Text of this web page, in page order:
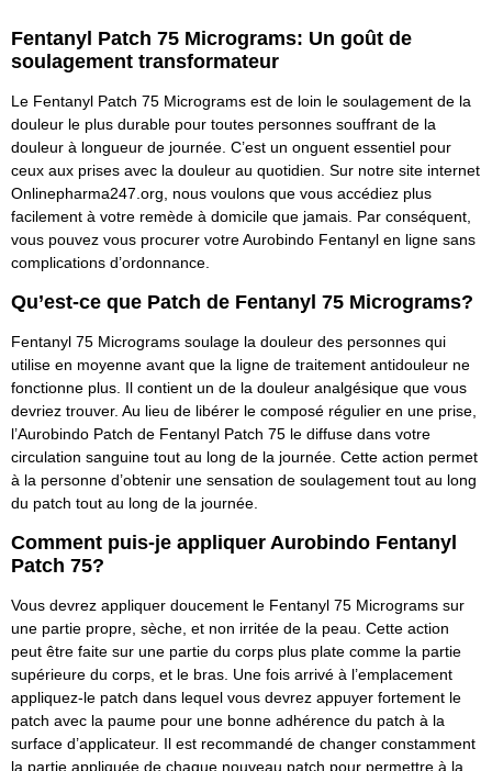
Fentanyl Patch 75 Micrograms: Un goût de
soulagement transformateur
Le Fentanyl Patch 75 Micrograms est de loin le soulagement de la
douleur le plus durable pour toutes personnes souffrant de la
douleur à longueur de journée. C’est un onguent essentiel pour
ceux aux prises avec la douleur au quotidien. Sur notre site internet
Onlinepharma247.org, nous voulons que vous accédiez plus
facilement à votre remède à domicile que jamais. Par conséquent,
vous pouvez vous procurer votre Aurobindo Fentanyl en ligne sans
complications d’ordonnance.
Qu’est-ce que Patch de Fentanyl 75 Micrograms?
Fentanyl 75 Micrograms soulage la douleur des personnes qui
utilise en moyenne avant que la ligne de traitement antidouleur ne
fonctionne plus. Il contient un de la douleur analgésique que vous
devriez trouver. Au lieu de libérer le composé régulier en une prise,
l’Aurobindo Patch de Fentanyl Patch 75 le diffuse dans votre
circulation sanguine tout au long de la journée. Cette action permet
à la personne d’obtenir une sensation de soulagement tout au long
du patch tout au long de la journée.
Comment puis-je appliquer Aurobindo Fentanyl
Patch 75?
Vous devrez appliquer doucement le Fentanyl 75 Micrograms sur
une partie propre, sèche, et non irritée de la peau. Cette action
peut être faite sur une partie du corps plus plate comme la partie
supérieure du corps, et le bras. Une fois arrivé à l’emplacement
appliquez-le patch dans lequel vous devrez appuyer fortement le
patch avec la paume pour une bonne adhérence du patch à la
surface d’applicateur. Il est recommandé de changer constamment
la partie appliquée de chaque nouveau patch pour permettre à la